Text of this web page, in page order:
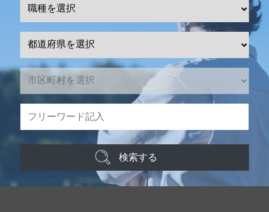
検索する